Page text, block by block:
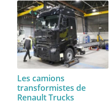
Les camions
transformistes de
Renault Trucks